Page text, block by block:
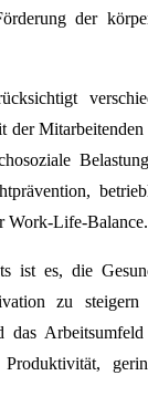
der
Work-Life-Balance.
ist es, die
zu